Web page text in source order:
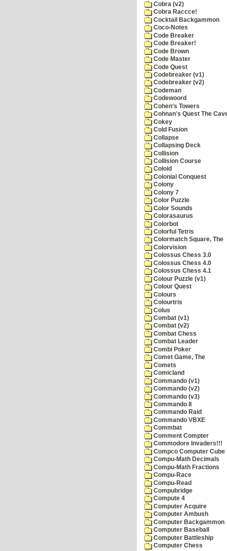
Cobra (v2)
Cobra Raccce!
Cocktail Backgammon
Coco-Notes
Code Breaker
Code Breaker!
Code Brown
Code Master
Code Quest
Codebreaker (v1)
Codebreaker (v2)
Codeman
Codewoord
Cohen's Towers
Cohnan's Quest The
Cokey
Cold Fusion
Collapse
Collapsing Deck
Collision
Collision Course
Coloid
Colonial Conquest
Colony
Colony 7
Color Puzzle
Color Sounds
Colorasaurus
Colorbot
Colorful Tetris
Colormatch Square, The
Colorvision
Colossus Chess 3.0
Colossus Chess 4.0
Colossus Chess 4.1
Colour Puzzle (v1)
Colour Quest
Colours
Colourtris
Colus
Combat (v1)
Combat (v2)
Combat Chess
Combat Leader
Combi Poker
Comet Game, The
Comets
Comicland
Commando (v1)
Commando (v2)
Commando (v3)
Commando II
Commando Raid
Commando VBXE
Commbat
Comment Compter
Commodore Invaders!!!
Compco Computer Cube
Compu-Math Decimals
Compu-Math Fractions
Compu-Race
Compu-Read
Compubridge
Compute 4
Computer Acquire
Computer Ambush
Computer Backgammon
Computer Baseball
Computer Battleship
Computer Chess